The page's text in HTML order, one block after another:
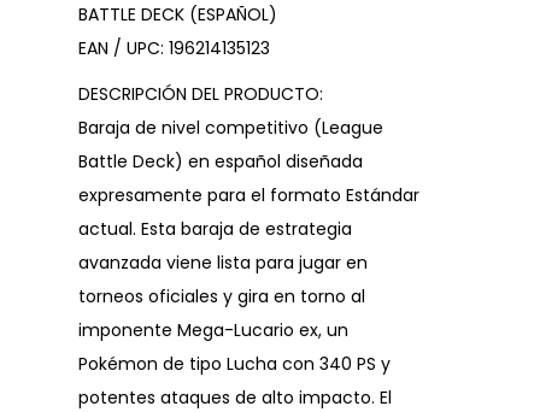
BATTLE DECK (ESPAÑOL)
EAN / UPC: 196214135123
DESCRIPCIÓN DEL PRODUCTO:
Baraja de nivel competitivo (League
Battle Deck) en español diseñada
expresamente para el formato Estándar
actual. Esta baraja de estrategia
avanzada viene lista para jugar en
torneos oficiales y gira en torno al
imponente Mega-Lucario ex, un
Pokémon de tipo Lucha con 340 PS y
potentes ataques de alto impacto. El